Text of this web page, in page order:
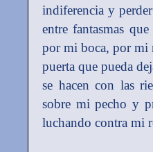
indiferencia y
entre fantasmas
por mi boca, por mi
puerta que pueda
se hacen con las
sobre mi pecho y
luchando contra mi